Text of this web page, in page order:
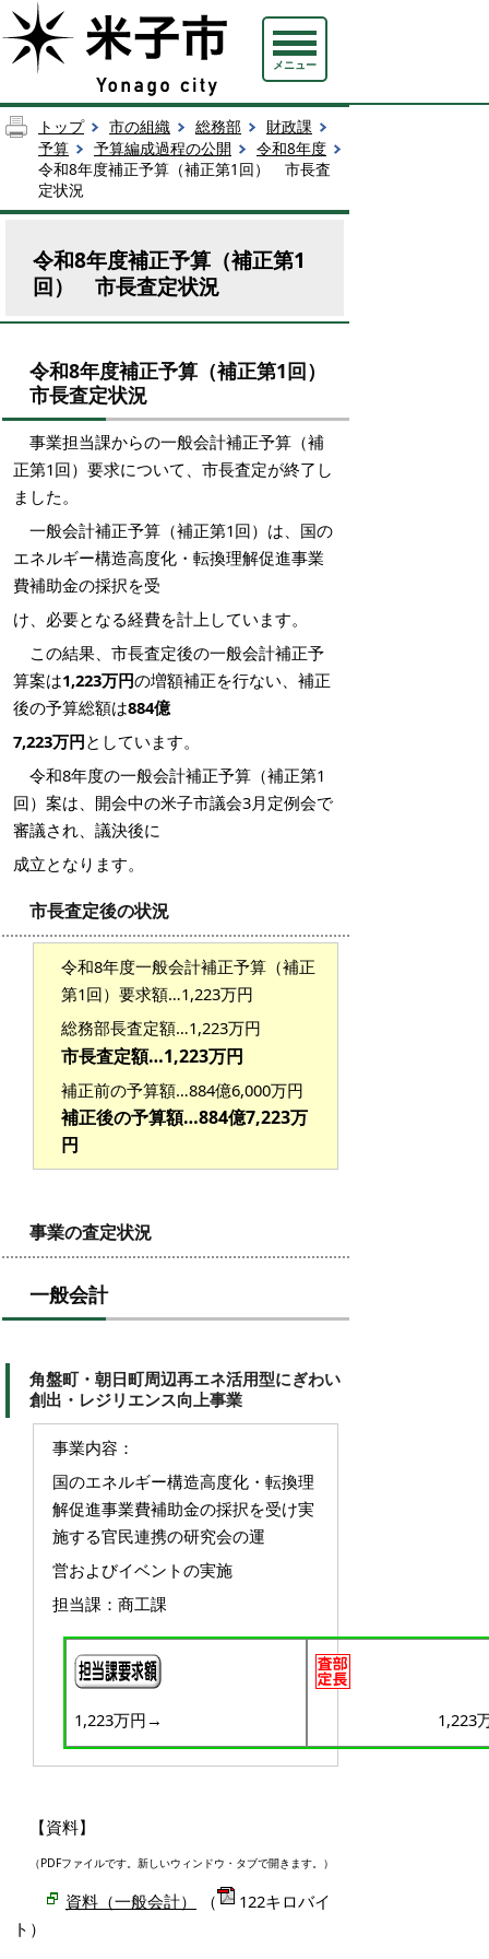
メニュー
トップ 市の組織 総務部
財政課
予算
予算編成過程の公開
令和8年度
令和8年度補正予算（補正第1回） 市長査
定状況
令和8年度補正予算（補正第1
回） 市長査定状況
令和8年度補正予算（補正第1回）
市長査定状況
事業担当課からの一般会計補正予算（補
正第1回）要求について、市長査定が終了し
ました。
一般会計補正予算（補正第1回）は、 国の
エネルギー構造高度化・転換理解促進事業
費補助金の採択を受
け、必要となる経費を計上しています。
この結果、市長査定後の一般会計補正予
算案は1,223万円の増額補正を行ない、補正
後の予算総額は884億
7,223万円としています。
令和8年度の一般会計補正予算（補正第1
回）案は、開会中の米子市議会3月定例会で
審議され、議決後に
成立となります。
市長査定後の状況
令和8年度一般会計補正予算（補正
第1回）要求額…1,223万円
総務部長査定額…1,223万円
市長査定額…1,223万円
補正前の予算額…884億6,000万円
補正後の予算額…884億7,223万
円
事業の査定状況
一般会計
角盤町・朝日町周辺再エネ活用型にぎわい
創出・レジリエンス向上事業
事業内容：
国のエネルギー構造高度化・転換理
解促進事業費補助金の採択を受け実
施する官民連携の研究会の運
営およびイベントの実施
担当課：商工課
1,223万円→ 1,223
【資料】
（PDFファイルです。新しいウィンドウ・タブで開きます。）
資料（一般会計） （
122キロバイ
ト）